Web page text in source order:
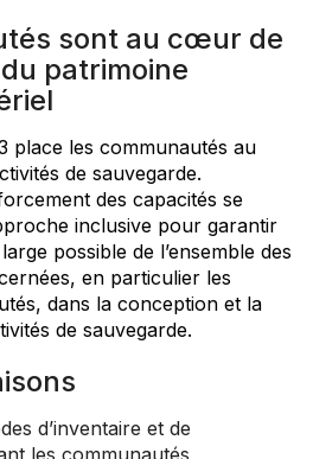
sont au cœur de
patrimoine
place les communautés au
de sauvegarde.
des capacités se
inclusive pour garantir
possible de l’ensemble des
en particulier les
dans la conception et la
de sauvegarde.
d’inventaire et de
les communautés